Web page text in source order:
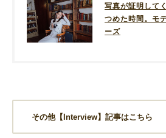
写真が証明して
つめた時間。モ
ーズ
その他【Interview】記事はこちら